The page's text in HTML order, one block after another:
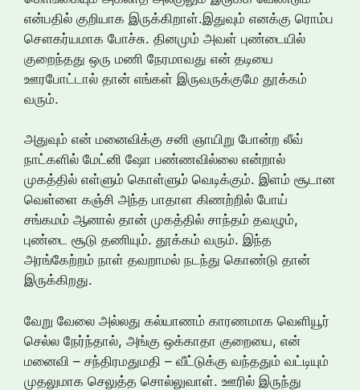
என்பதில் குறியாக இருக்கிறாள்.இதுவும் எனக்கு ரொம்ப
சௌகர்யமாக போச்சு. தினமும் அவள் புண்டையில்
குறைந்தது ஒரு மணி நேரமாவது என் தடியை
ஊரபோட்டால் தான் எங்கள் இருவருக்குமே தூக்கம்
வரும்.
அதுவும் என் மனைவிக்கு சனி ஞாயிறு போன்ற லீவ்
நாட்களில் மேட்னி ஷோ பண்ணவில்லை என்றால்
முகத்தில் எள்ளும் கொள்ளும் வெடிக்கும். இளம் சூடான
வெள்ளை கஞ்சி அந்த பாதாள கிணற்றில் போய்
சங்கமம் ஆனால் தான் முகத்தில் சாந்தம் தவழும்,
புண்டை சூடு தணியும். தூக்கம் வரும். இந்த
அரங்கேற்றம் நாள் தவறாமல் நடந்து கொண்டு தான்
இருக்கிறது.
வேறு வேலை அல்லது கல்யாணம் காரணமாக வெளியூர்
செல்ல நேர்ந்தால், அங்கு ஒக்காதா குறையை, என்
மனைவி – சந்திரமதுமதி – வீட்டுக்கு வந்ததும் வட்டியும்
முதலுமாக செலுத்த சொல்லுவாள். ஊரில் இருந்து